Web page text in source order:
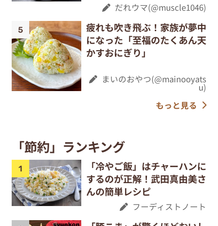
だれウマ(@muscle1046)
疲れも吹き飛ぶ！家族が夢中
になった「至福のたくあん天
かすおにぎり」
まいのおやつ(@mainooyats
u)
もっと見る
「節約」ランキング
「冷やご飯」はチャーハンに
するのが正解！武田真由美さ
んの簡単レシピ
フーディストノート